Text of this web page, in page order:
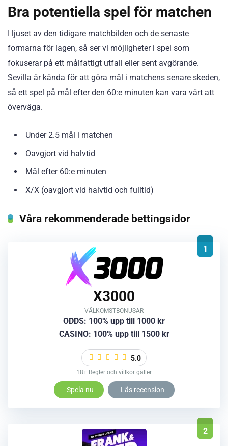
Bra potentiella spel för matchen
I ljuset av den tidigare matchbilden och de senaste
formarna för lagen, så ser vi möjligheter i spel som
fokuserar på ett målfattigt utfall eller sent avgörande.
Sevilla är kända för att göra mål i matchens senare skeden,
så ett spel på mål efter den 60:e minuten kan vara värt att
överväga.
Under 2.5 mål i matchen
Oavgjort vid halvtid
Mål efter 60:e minuten
X/X (oavgjort vid halvtid och fulltid)
Våra rekommenderade bettingsidor
1
X3000
VÄLKOMSTBONUSAR
ODDS: 100% upp till 1000 kr
CASINO: 100% upp till 1500 kr
5.0
18+ Regler och villkor gäller
Spela nu Läs recension
2